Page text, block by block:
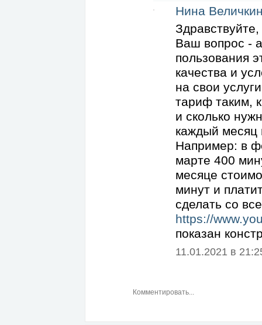
Нина
Ваш вопрос -
пользования
качества и
на свои
тариф таким,
и сколько
каждый месяц
Например: в
марте 400
месяце
минут и
сделать со
https://
показан
11.01.2021 в